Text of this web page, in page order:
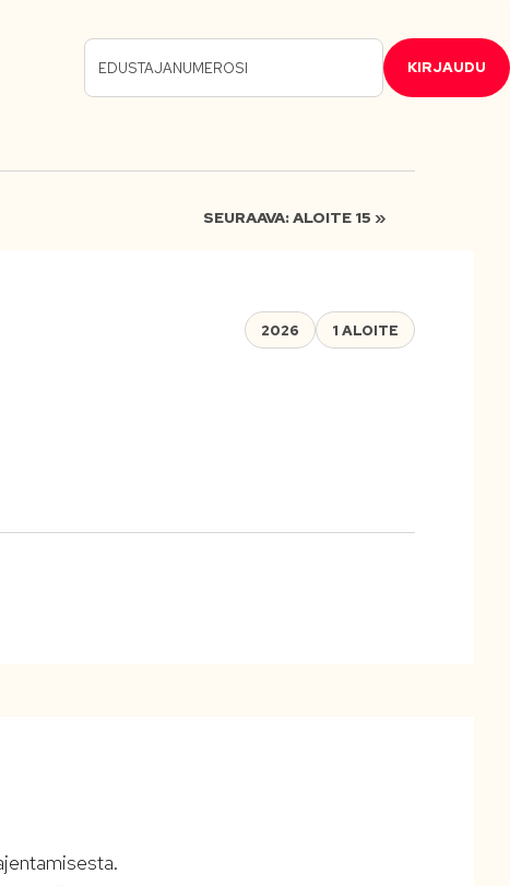
KIRJAUDU
SEURAAVA: ALOITE 15 »
2026 1 ALOITE